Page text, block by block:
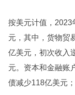
按美元计值，2023
元，其中，货物贸
亿美元，初次收入
元。资本和金融账
债减少118亿美元